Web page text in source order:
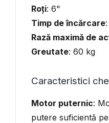
Roți: 6"
Timp de încărcare
Rază maximă de
Greutate: 60 kg
Caracteristici
Motor puternic:
putere suficientă